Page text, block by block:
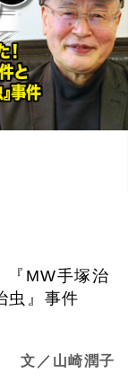
MW手塚治
虫』事件
文／山崎潤子